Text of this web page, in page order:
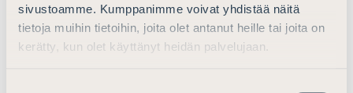
sivustoamme. Kumppanimme voivat yhdistää näitä
tietoja muihin tietoihin, joita olet antanut heille tai joita on
kerätty, kun olet käyttänyt heidän palvelujaan.